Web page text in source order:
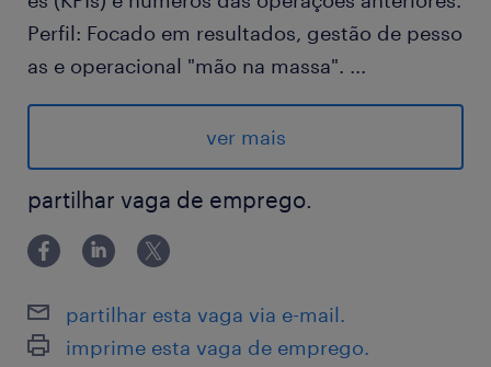
Perfil: Focado em resultados, gestão de pesso
as e operacional "mão na massa". ...
Atividades e Desafios
Gestão Geral da Unidade: Da compra de insu
mos básicos até a gestão do quadro (contrat
ação/demissão).
Operacional: Acompanhamento de estoque,
dicadores diários.
Foco Comercial: Abordagem de clientes em r
ver mais
partilhar vaga de emprego.
partilhar esta vaga via e-mail.
imprime esta vaga de emprego.